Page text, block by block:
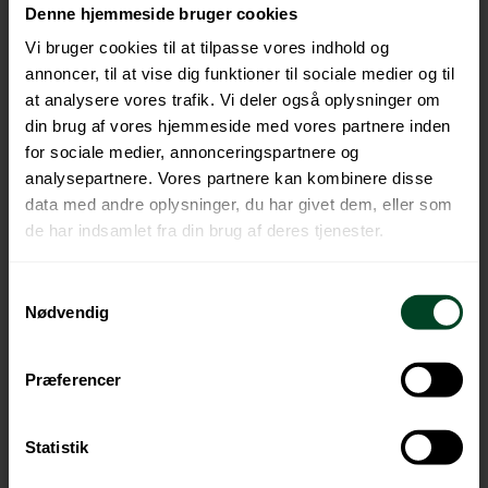
Denne hjemmeside bruger cookies
Vi bruger cookies til at tilpasse vores indhold og
annoncer, til at vise dig funktioner til sociale medier og til
at analysere vores trafik. Vi deler også oplysninger om
din brug af vores hjemmeside med vores partnere inden
for sociale medier, annonceringspartnere og
analysepartnere. Vores partnere kan kombinere disse
data med andre oplysninger, du har givet dem, eller som
de har indsamlet fra din brug af deres tjenester.
Nødvendig
Præferencer
Statistik
siger Morten Harboe-Jepsen.
Udvalgte kærlige svinere der kan deles
I Kampagnen tages en række temaer op,
herunder:
Eksempel på kærlig sviner, dyrenes ven: [lyden af
en hund, der gør] –Hvor fanden er den henne? …
Altså, hvis det stod til mig, så skulle lorten op i
NU!
har vi hørt meget om dit øko-frelste selvforsyner-
batterierne, så skal jeg personligt komme og